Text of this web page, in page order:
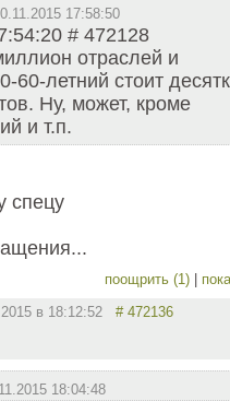
17:58:50
# 472128
отраслей и
60-летний стоит
Ну, может, кроме
и т.п.
спецу
поощрить (1)
в 18:12:52 # 472136
18:04:48